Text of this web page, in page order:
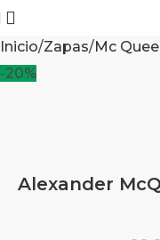
Inicio Zapas Mc
-20%
Alexander